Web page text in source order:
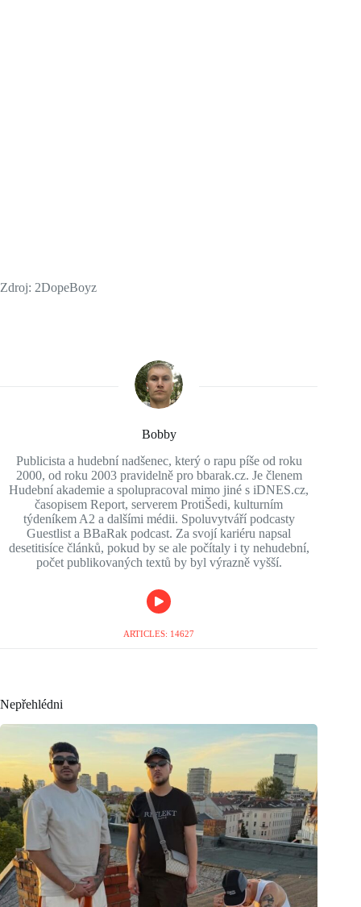
Zdroj: 2DopeBoyz
Bobby
Publicista a hudební nadšenec, který o rapu píše od roku
2000, od roku 2003 pravidelně pro bbarak.cz. Je členem
Hudební akademie a spolupracoval mimo jiné s iDNES.cz,
časopisem Report, serverem ProtiŠedi, kulturním
týdeníkem A2 a dalšími médii. Spoluvytváří podcasty
Guestlist a BBaRak podcast. Za svojí kariéru napsal
desetitisíce článků, pokud by se ale počítaly i ty nehudební,
počet publikovaných textů by byl výrazně vyšší.
ARTICLES: 14627
Nepřehlédni